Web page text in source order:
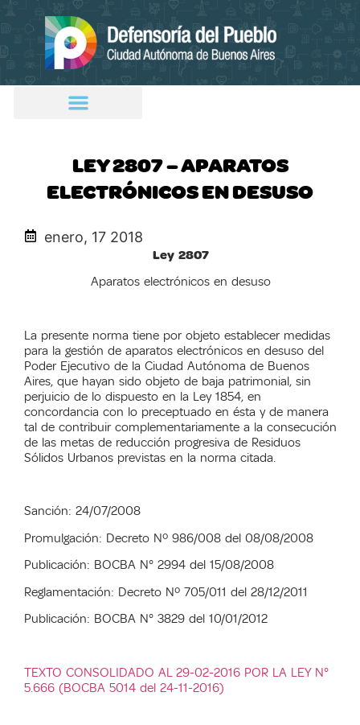
LEY 2807 – APARATOS
ELECTRÓNICOS EN DESUSO
enero, 17 2018
Ley 2807
Aparatos electrónicos en desuso
La presente norma tiene por objeto establecer medidas
para la gestión de aparatos electrónicos en desuso del
Poder Ejecutivo de la Ciudad Autónoma de Buenos
Aires, que hayan sido objeto de baja patrimonial, sin
perjuicio de lo dispuesto en la Ley 1854, en
concordancia con lo preceptuado en ésta y de manera
tal de contribuir complementariamente a la consecución
de las metas de reducción progresiva de Residuos
Sólidos Urbanos previstas en la norma citada.
Sanción: 24/07/2008
Promulgación: Decreto Nº 986/008 del 08/08/2008
Publicación: BOCBA N° 2994 del 15/08/2008
Reglamentación: Decreto Nº 705/011 del 28/12/2011
Publicación: BOCBA N° 3829 del 10/01/2012
TEXTO CONSOLIDADO AL 29-02-2016 POR LA LEY N°
5.666 (BOCBA 5014 del 24-11-2016)